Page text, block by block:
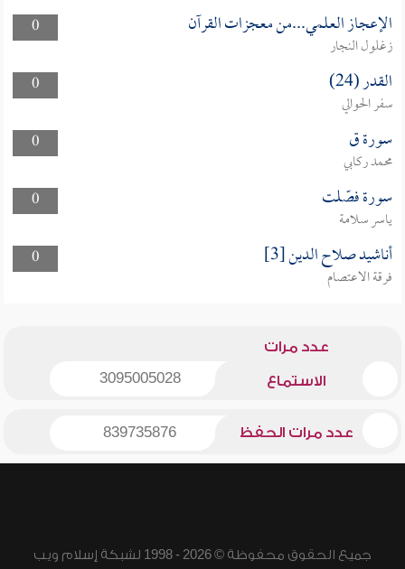
0 الإعجاز العلمي...من معجزات القرآن
زغلول النجار
0
القدر (24)
سفر الحوالي
0
سورة ق
محمد ركابي
0
سورة فصّلت
ياسر سلامة
0
أناشيد صلاح الدين [3]
فرقة الاعتصام
عدد مرات
الاستماع 3095005028
عدد مرات الحفظ 839735876
جميع الحقوق محفوظة © 2026 - 1998 لشبكة إسلام ويب